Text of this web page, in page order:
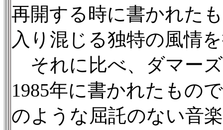
再開する時に書かれた
入り混じる独特の風情
それに比べ、ダマー
1985年に書かれたもの
のような屈託のない音